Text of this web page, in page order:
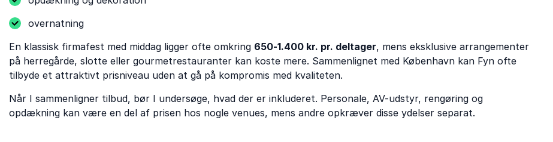
overnatning
En klassisk firmafest med middag ligger ofte omkring 650-1.400 kr. pr. deltager, mens eksklusive arrangementer
på herregårde, slotte eller gourmetrestauranter kan koste mere. Sammenlignet med København kan Fyn ofte
tilbyde et attraktivt prisniveau uden at gå på kompromis med kvaliteten.
Når I sammenligner tilbud, bør I undersøge, hvad der er inkluderet. Personale, AV-udstyr, rengøring og
opdækning kan være en del af prisen hos nogle venues, mens andre opkræver disse ydelser separat.